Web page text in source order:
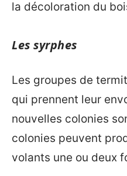
la décoloration du
Les syrphes
Les groupes de
qui prennent leur
nouvelles colonies
colonies peuvent
volants une ou deux